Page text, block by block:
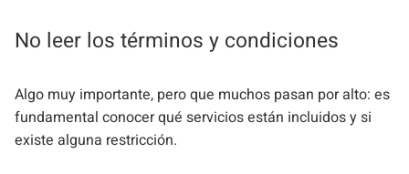
No leer los términos y condiciones
Algo muy importante, pero que muchos pasan por alto: es
fundamental conocer qué servicios están incluidos y si
existe alguna restricción.